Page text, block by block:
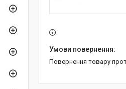
повернення товару